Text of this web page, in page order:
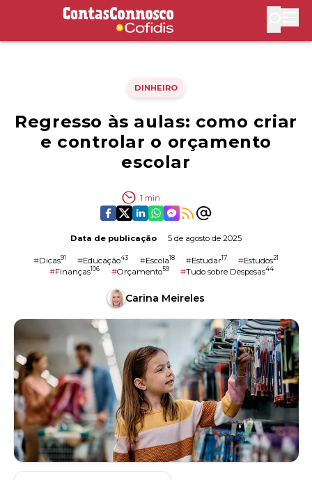
Contas Connosco by Cofidis
DINHEIRO
Regresso às aulas: como criar
e controlar o orçamento
escolar
1 min
Data de publicação 5 de agosto de 2025
#Dicas91 #Educação43 #Escola18 #Estudar17 #Estudos21
#Finanças106 #Orçamento59 #Tudo sobre Despesas44
Carina Meireles